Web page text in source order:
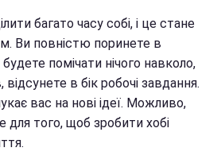
багато часу собі, і це стане
Ви повністю поринете в
помічати нічого навколо,
в бік робочі завдання.
вас на нові ідеї. Можливо,
для того, щоб зробити хобі